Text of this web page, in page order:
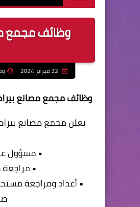
وظائف مجمع
وظائف مجمع مصانع
يعلن مجمع مصانع
• مسؤول
• مراجعة
• أعداد ومراجعة